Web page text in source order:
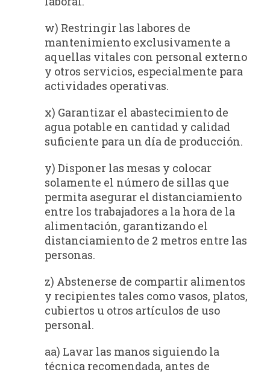
w) Restringir las labores de
mantenimiento exclusivamente a
aquellas vitales con personal externo
y otros servicios, especialmente para
actividades operativas.
x) Garantizar el abastecimiento de
agua potable en cantidad y calidad
suficiente para un día de producción.
y) Disponer las mesas y colocar
solamente el número de sillas que
permita asegurar el distanciamiento
entre los trabajadores a la hora de la
alimentación, garantizando el
distanciamiento de 2 metros entre las
personas.
z) Abstenerse de compartir alimentos
y recipientes tales como vasos, platos,
cubiertos u otros artículos de uso
personal.
aa) Lavar las manos siguiendo la
técnica recomendada, antes de